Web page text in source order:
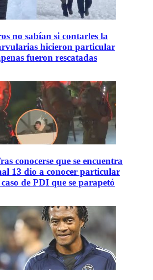
no sabían si contarles la
hicieron particular
fueron rescatadas
conocerse que se encuentra
13 dio a conocer particular
de PDI que se parapetó